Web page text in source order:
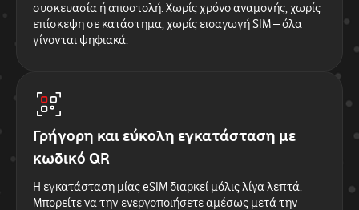
συσκευασία ή αποστολή. Χωρίς χρόνο αναμονής, χωρίς
επίσκεψη σε κατάστημα, χωρίς εισαγωγή SIM – όλα
γίνονται ψηφιακά.
Γρήγορη και εύκολη εγκατάσταση με
κωδικό QR
Η εγκατάσταση μίας eSIM διαρκεί μόλις λίγα λεπτά.
Μπορείτε να την ενεργοποιήσετε αμέσως μετά την